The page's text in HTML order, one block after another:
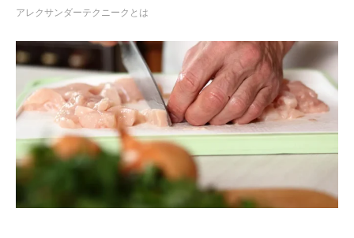
アレクサンダーテクニークとは